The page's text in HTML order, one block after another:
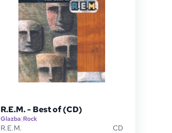
R.E.M. - Best of (CD)
Glazba|Rock
R.E.M. CD